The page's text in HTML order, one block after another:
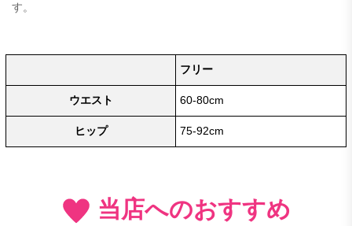
す。
フリー
ウエスト 60-80cm
ヒップ 75-92cm
当店へのおすすめ